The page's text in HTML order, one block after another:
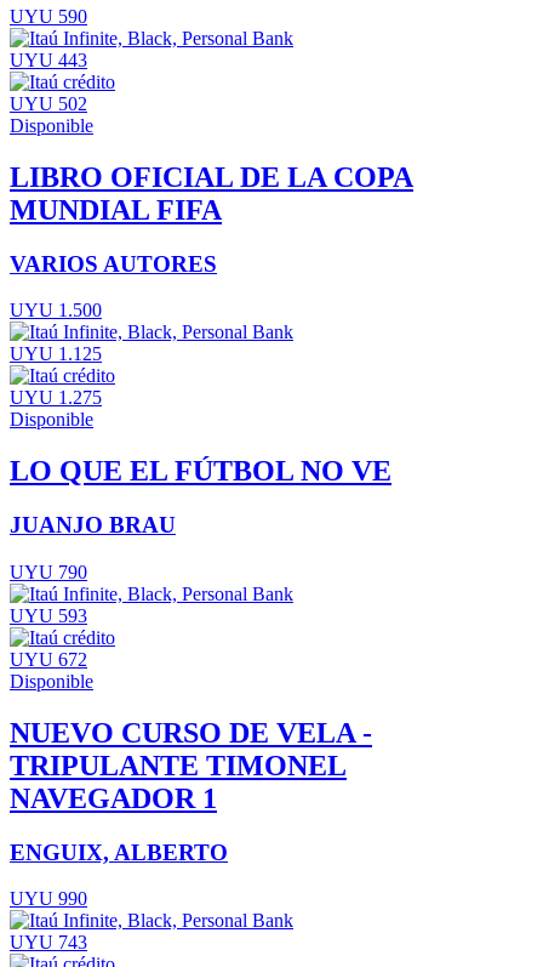
UYU 590
UYU 443
UYU 502
Disponible
LIBRO OFICIAL DE LA COPA
MUNDIAL FIFA
VARIOS AUTORES
UYU 1.500
UYU 1.125
UYU 1.275
Disponible
LO QUE EL FÚTBOL NO VE
JUANJO BRAU
UYU 790
UYU 593
UYU 672
Disponible
NUEVO CURSO DE VELA -
TRIPULANTE TIMONEL
NAVEGADOR 1
ENGUIX, ALBERTO
UYU 990
UYU 743